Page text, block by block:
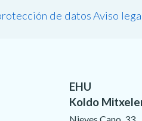
de datosAviso
EHU
Koldo